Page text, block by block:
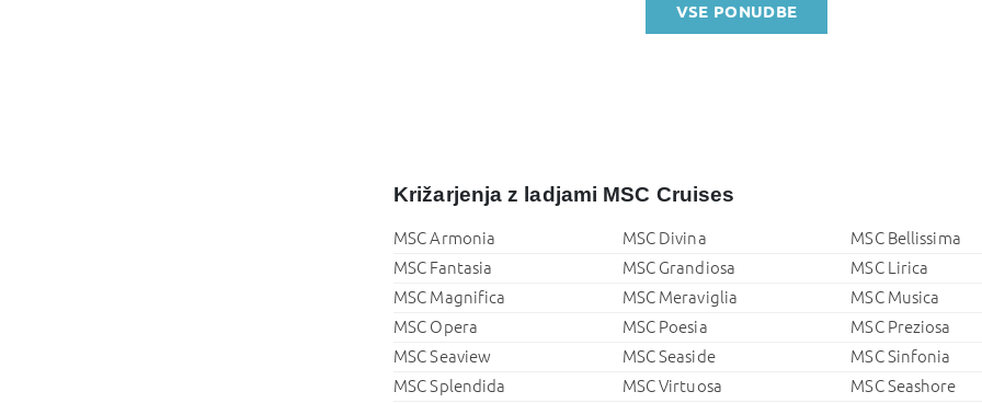
VSE PONUDBE
Križarjenja z ladjami MSC Cruises
MSC Armonia MSC Divina
MSC Bellissima
MSC Fantasia
MSC Grandiosa
MSC Lirica
MSC Magnifica
MSC Meraviglia
MSC Musica
MSC Opera
MSC Poesia
MSC Preziosa
MSC Seaview
MSC Seaside
MSC Sinfonia
MSC Splendida
MSC Virtuosa
MSC Seashore